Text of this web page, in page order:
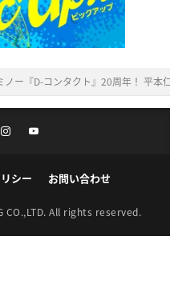
ノー『D-コンタクト』20周年！ 平本
シー お問い合わせ
CO.,LTD. All rights reserved.